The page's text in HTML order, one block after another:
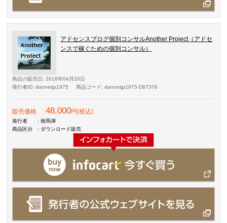
アドセンスブログ個別コンサルAnother Project（アドセ
ンスで稼ぐための個別コンサル）
商品の販売日 : 2018年04月20日
発行者ID: dannetjp1975 商品コード: dannetjp1975-D67376
販売価格 :48,000円(税込)
発行者
: 相馬弾
商品区分
: ダウンロード販売